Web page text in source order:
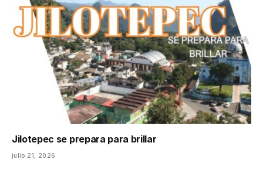
Jilotepec se prepara para brillar
julio 21, 2026